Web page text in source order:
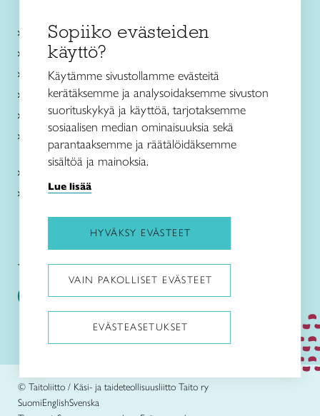
Käsityökurssit ja koulutus
Ajankohtaista
Käsityöohjeet
Me olemme Taito
Paikallinen toiminta
Verkkokaupat
Kirjaudu Arviin
Kirjaudu Taitocampukseen
Taitoliitto: Taito-lehti:
© Taitoliitto / Käsi- ja taideteollisuusliitto Taito ry
SuomiEnglishSvenska
Sopiiko evästeiden
käyttö?
Käytämme sivustollamme evästeitä
kerätäksemme ja analysoidaksemme sivuston
suorituskykyä ja käyttöä, tarjotaksemme
sosiaalisen median ominaisuuksia sekä
parantaaksemme ja räätälöidäksemme
sisältöä ja mainoksia.
Lue lisää
HYVÄKSY EVÄSTEET
VAIN PAKOLLISET EVÄSTEET
EVÄSTEASETUKSET